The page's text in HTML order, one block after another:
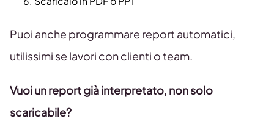
Puoi anche programmare report automatici,
utilissimi se lavori con clienti o team.
Vuoi un report già interpretato, non solo
scaricabile?